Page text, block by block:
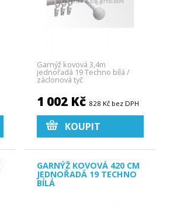
Garnýž kovová 3,4m
jednořadá 19 Techno bílá /
záclonová tyč
1 002 Kč 828 Kč bez DPH
KOUPIT
GARNÝŽ KOVOVÁ 420 CM
JEDNOŘADÁ 19 TECHNO
BÍLÁ